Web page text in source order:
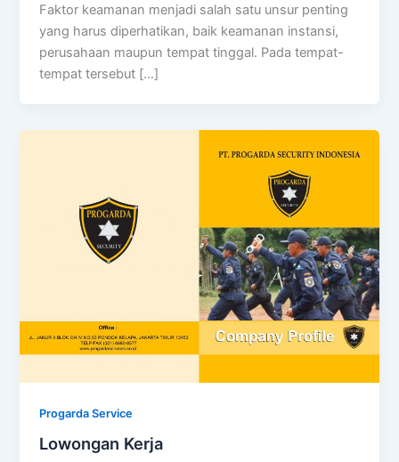
Faktor keamanan menjadi salah satu unsur penting
yang harus diperhatikan, baik keamanan instansi,
perusahaan maupun tempat tinggal. Pada tempat-
tempat tersebut […]
Progarda Service
Lowongan Kerja